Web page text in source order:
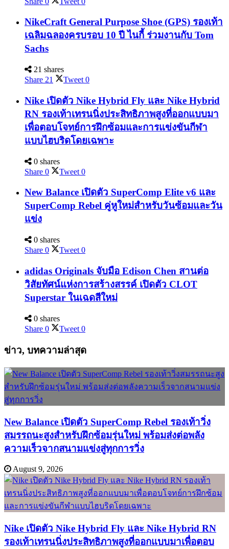
NikeCraft General Purpose Shoe (GPS) รองเท้า
เฉลิมฉลองครบรอบ 10 ปี ไนกี้ ร่วมงานกับ Tom
Sachs
21 shares
Share 21 Tweet 0
Nike เปิดตัว Nike Hybrid Fly และ Nike Hybrid
RN รองเท้าเทรนนิ่งประสิทธิภาพสูงที่ออกแบบมา
เพื่อตอบโจทย์การฝึกซ้อมและการแข่งขันกีฬา
แบบไฮบริดโดยเฉพาะ
0 shares
Share 0 Tweet 0
New Balance เปิดตัว SuperComp Elite v6 และ
SuperComp Rebel คู่หูใหม่สำหรับวันซ้อมและวัน
แข่ง
0 shares
Share 0 Tweet 0
adidas Originals จับมือ Edison Chen สานต่อ
วิสัยทัศน์แห่งการสร้างสรรค์ เปิดตัว CLOT
Superstar ในเฉดสีใหม่
0 shares
Share 0 Tweet 0
ข่าว, บทความล่าสุด
New Balance เปิดตัว SuperComp Rebel รองเท้าวิ่ง
สมรรถนะสูงสำหรับฝึกซ้อมรุ่นใหม่ พร้อมส่งต่อพลัง
ความเร็วจากสนามแข่งสู่ทุกการวิ่ง
August 9, 2026
Nike เปิดตัว Nike Hybrid Fly และ Nike Hybrid RN
รองเท้าเทรนนิ่งประสิทธิภาพสูงที่ออกแบบมาเพื่อตอบ